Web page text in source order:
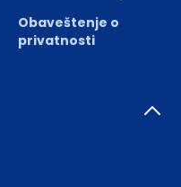
Obaveštenje o
privatnosti